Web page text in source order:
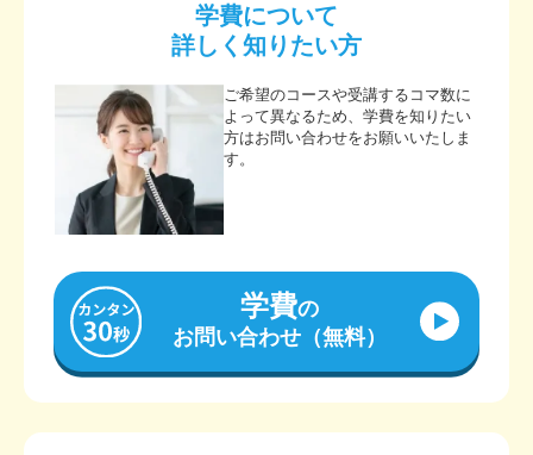
学費について
詳しく知りたい方
ご希望のコースや受講するコマ数に
よって異なるため、学費を知りたい
方はお問い合わせをお願いいたしま
す。
学費の
お問い合わせ（無料）